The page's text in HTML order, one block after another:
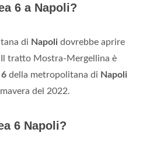
6 a Napoli?
di Napoli dovrebbe aprire
tratto Mostra-Mergellina è
6 della metropolitana di Napoli
del 2022.
6 Napoli?